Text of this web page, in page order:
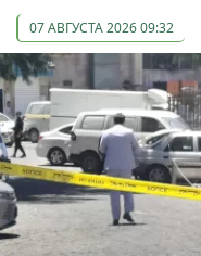
07 АВГУСТА 2026 09:32